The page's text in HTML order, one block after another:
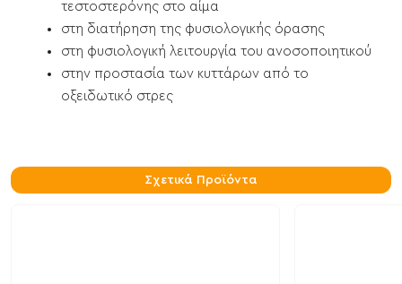
τεστοστερόνης στο αίμα
στη διατήρηση της φυσιολογικής όρασης
στη φυσιολογική λειτουργία του ανοσοποιητικού
στην προστασία των κυττάρων από το
οξειδωτικό στρες
Σχετικά Προϊόντα